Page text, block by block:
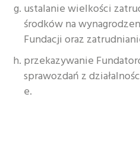
ustalanie wielkości
środków na
Fundacji oraz
przekazywanie
sprawozdań z
e.